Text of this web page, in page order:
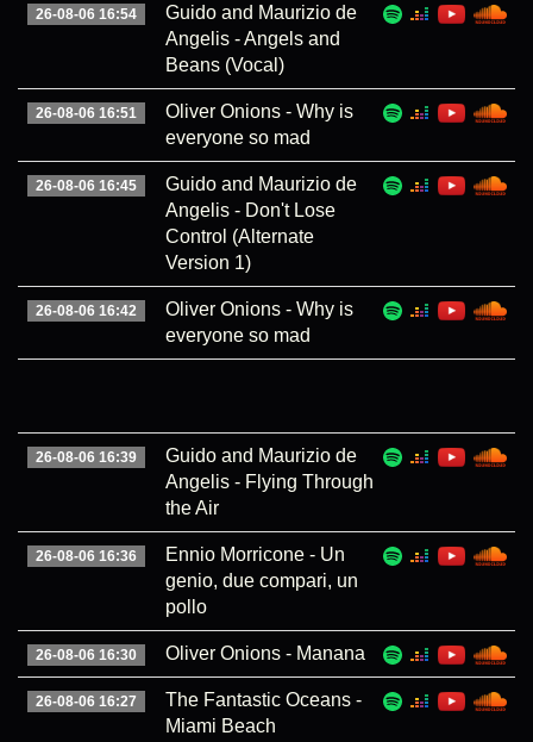
26-08-06 16:54
Guido and Maurizio de
Angelis - Angels and
Beans (Vocal)
26-08-06 16:51
Oliver Onions - Why is
everyone so mad
26-08-06 16:45
Guido and Maurizio de
Angelis - Don't Lose
Control (Alternate
Version 1)
26-08-06 16:42
Oliver Onions - Why is
everyone so mad
26-08-06 16:39
Guido and Maurizio de
Angelis - Flying Through
the Air
26-08-06 16:36
Ennio Morricone - Un
genio, due compari, un
pollo
26-08-06 16:30 Oliver Onions - Manana
26-08-06 16:27
The Fantastic Oceans -
Miami Beach